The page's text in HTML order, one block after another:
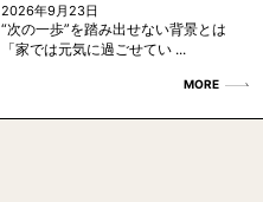
2026年9月23日
“次の一歩”を踏み出せない背景とは
「家では元気に過ごせてい ...
MORE